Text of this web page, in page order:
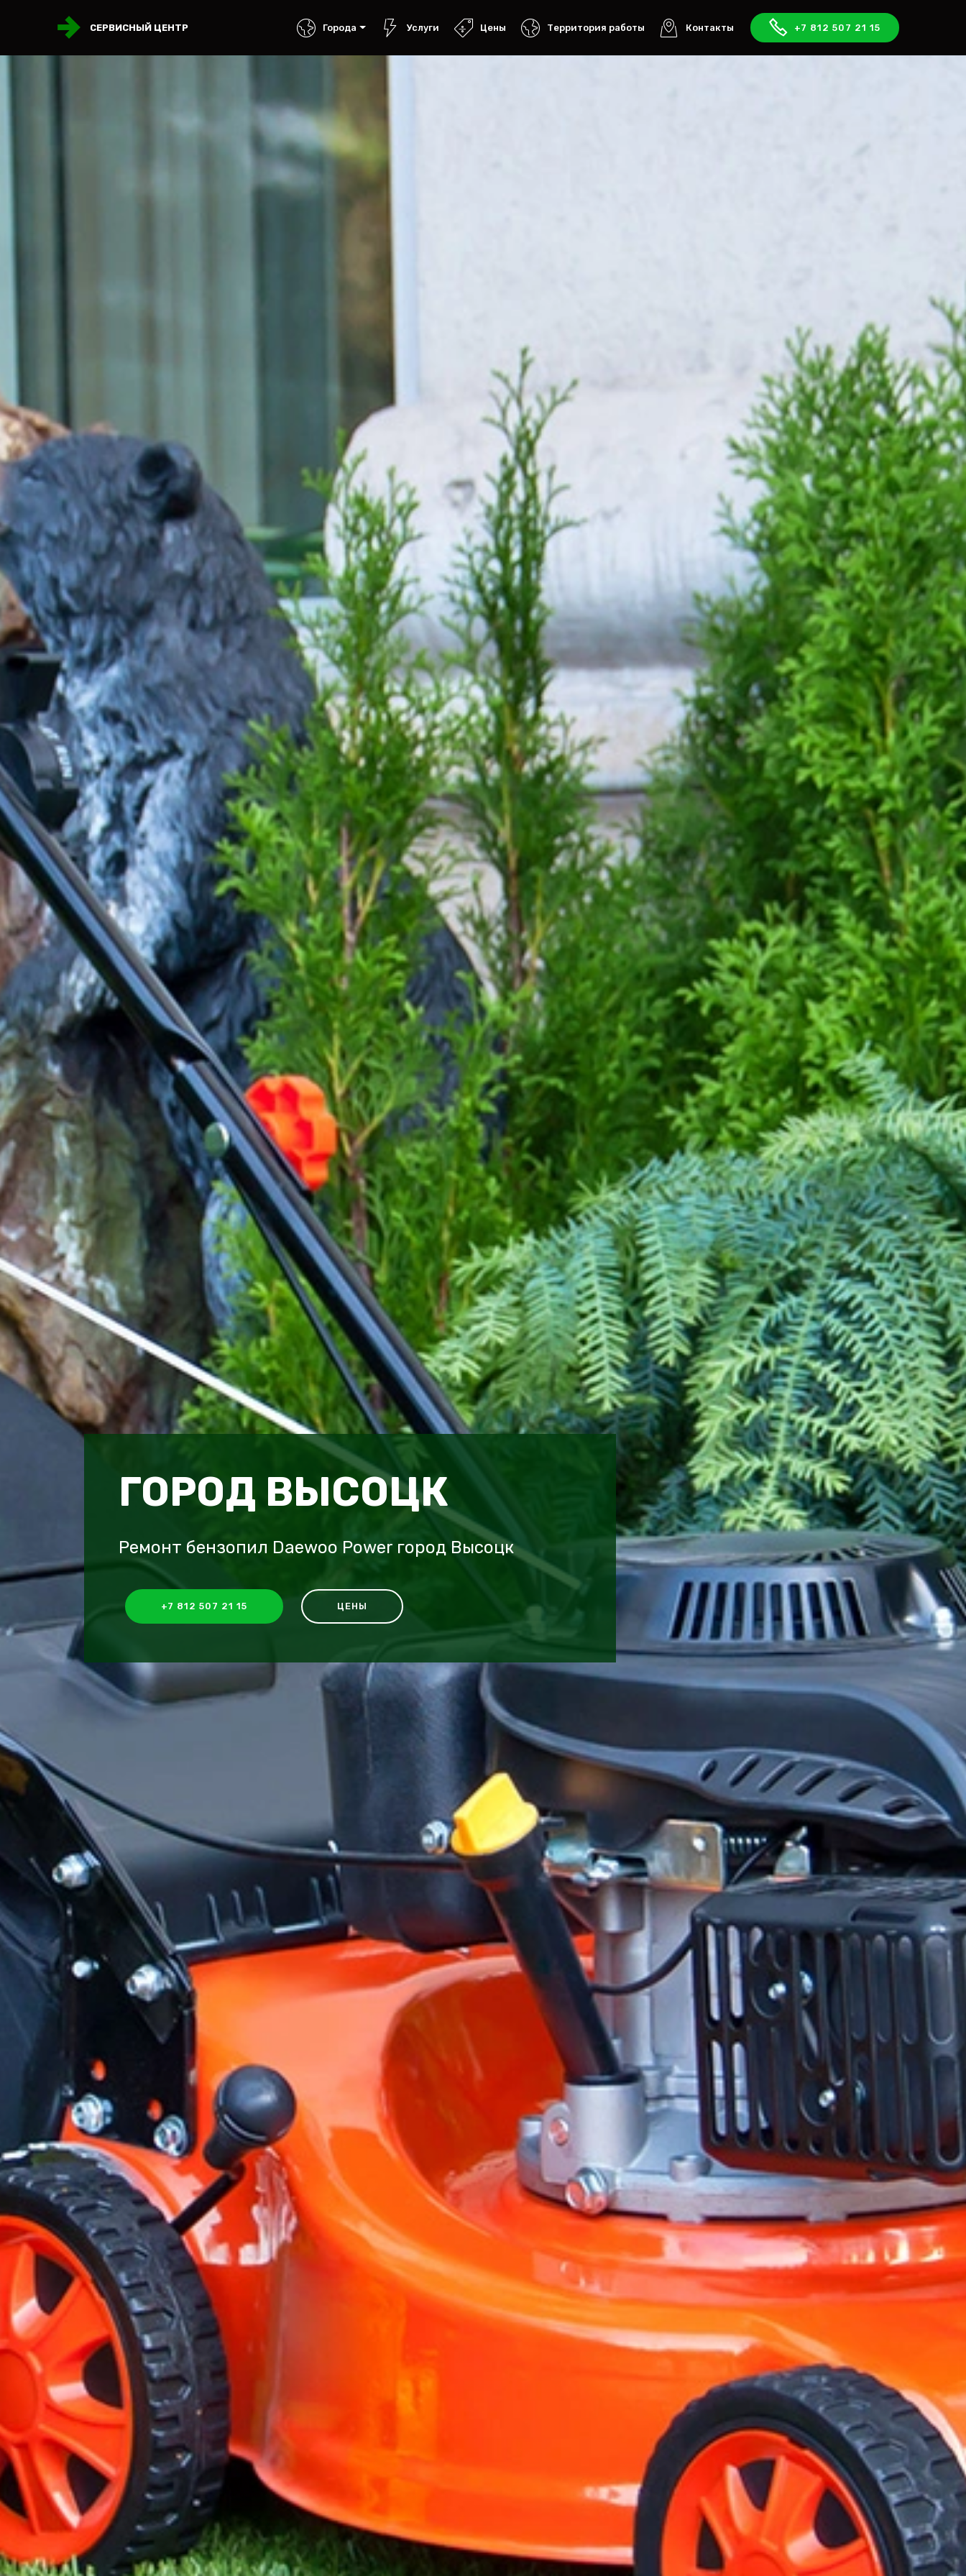
СЕРВИСНЫЙ ЦЕНТР Города Услуги Цены Территория работы Контакты +7 812 507 21 15
ГОРОД ВЫСОЦК
Ремонт бензопил Daewoo Power город Высоцк
+7 812 507 21 15 ЦЕНЫ